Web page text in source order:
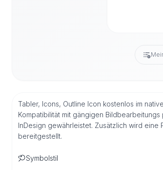
Tabler, Icons, Outline Icon kostenlos im
Kompatibilität mit gängigen
InDesign gewährleistet. Zusätzlich wird
bereitgestellt.
Symbolstil